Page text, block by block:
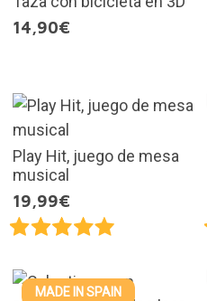
14,90€
Play Hit, juego de mesa
musical
19,99€
MADE IN SPAIN